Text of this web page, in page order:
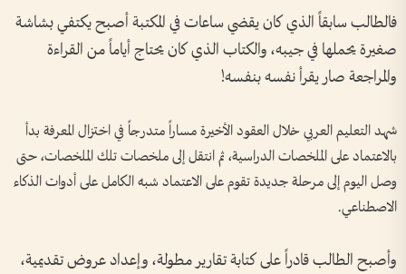
فالطالب سابقاً الذي كان يقضي ساعات في المكتبة أصبح يكتفي بشاشة
صغيرة يحملها في جيبه، والكتاب الذي كان يحتاج أياماً من القراءة
والمراجعة صار يقرأ نفسه بنفسه!
شهد التعليم العربي خلال العقود الأخيرة مساراً متدرجاً في اختزال المعرفة بدأ
بالاعتماد على الملخصات الدراسية، ثم انتقل إلى ملخصات تلك الملخصات، حتى
وصل اليوم إلى مرحلة جديدة تقوم على الاعتماد شبه الكامل على أدوات الذكاء
الاصطناعي.
وأصبح الطالب قادراً على كتابة تقارير مطولة، وإعداد عروض تقديمية،